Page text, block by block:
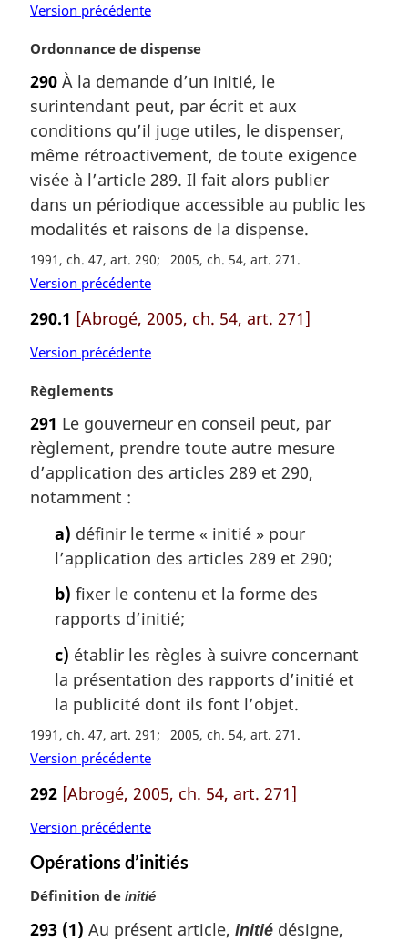
g
n
a
l
:
Version précédente
N
t
e
m
a
g
i
n
l
e
:
Ordonnance de dispense
290 À la demande d’un initié, le
surintendant peut, par écrit et aux
conditions qu’il juge utiles, le dispenser,
même rétroactivement, de toute exigence
visée à l’article 289. Il fait alors publier
dans un périodique accessible au public les
modalités et raisons de la dispense.
1991, ch. 47, art. 290 2005, ch. 54, art. 271
Version précédente
290.1 [Abrogé, 2005, ch. 54, art. 271]
Version précédente
N
t
e
m
a
Règlements
291 Le gouverneur en conseil peut, par
règlement, prendre toute autre mesure
d’application des articles 289 et 290,
notamment :
a) définir le terme « initié » pour
l’application des articles 289 et 290;
b) fixer le contenu et la forme des
rapports d’initié;
c) établir les règles à suivre concernant
la présentation des rapports d’initié et
la publicité dont ils font l’objet.
1991, ch. 47, art. 291 2005, ch. 54, art. 271
Version précédente
292 [Abrogé, 2005, ch. 54, art. 271]
Version précédente
Opérations d’initiés
Définition de initié
293 (1) Au présent article, initié désigne,